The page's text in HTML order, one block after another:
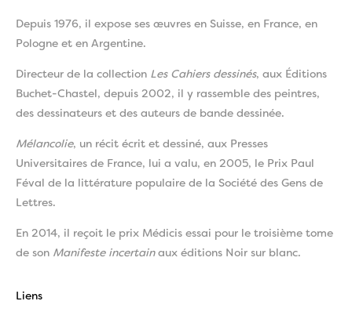
Depuis 1976, il expose ses œuvres en Suisse, en France, en
Pologne et en Argentine.
Directeur de la collection Les Cahiers dessinés, aux Éditions
Buchet-Chastel, depuis 2002, il y rassemble des peintres,
des dessinateurs et des auteurs de bande dessinée.
Mélancolie, un récit écrit et dessiné, aux Presses
Universitaires de France, lui a valu, en 2005, le Prix Paul
Féval de la littérature populaire de la Société des Gens de
Lettres.
En 2014, il reçoit le prix Médicis essai pour le troisième tome
de son Manifeste incertain aux éditions Noir sur blanc.
Liens